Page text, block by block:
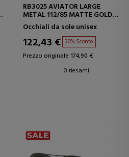
RB3025 AVIATOR LARGE
METAL 112/85 MATTE GOLD
BROWN GRADIENT
Occhiali da sole unisex
122,43 € 30% Sconto
Prezzo originale 174,90 €
0 riesami